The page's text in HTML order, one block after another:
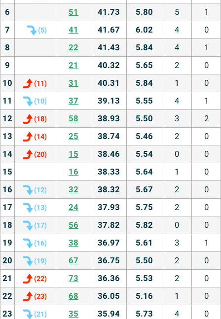
6
51 41.73 5.80 5
1
7
(5) 41 41.67 6.02 4
0
8
22 41.43 5.84 4
1
9
21 40.32 5.65 2
0
10
(11) 31 40.31 5.84 1
0
11
(10) 37 39.13 5.55 4
1
12
(18) 58 38.93 5.50 3
2
13
(14) 25 38.74 5.46 2
0
14
(20) 15 38.46 5.54 0
0
15
16 38.33 5.64 1
0
16
(12) 32 38.32 5.67 2
0
17
(13) 24 37.93 5.75 2
0
18
(17) 56 37.82 5.82 0
0
19
(16) 38 36.97 5.61 3
1
20
(19) 67 36.75 5.50 2
0
21
(22) 73 36.36 5.53 2
0
22
(23) 68 36.05 5.16 1
0
23
(21) 35 35.94 5.73 4
0